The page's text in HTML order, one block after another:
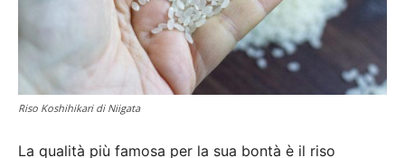
Riso Koshihikari di Niigata
La qualità più famosa per la sua bontà è il riso